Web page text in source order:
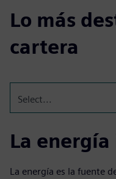
Lo más
cartera
Select...
La
La energía es la fuente